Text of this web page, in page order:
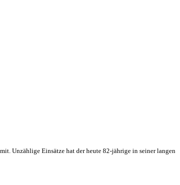
Unzählige Einsätze hat der heute 82-jährige in seiner langen